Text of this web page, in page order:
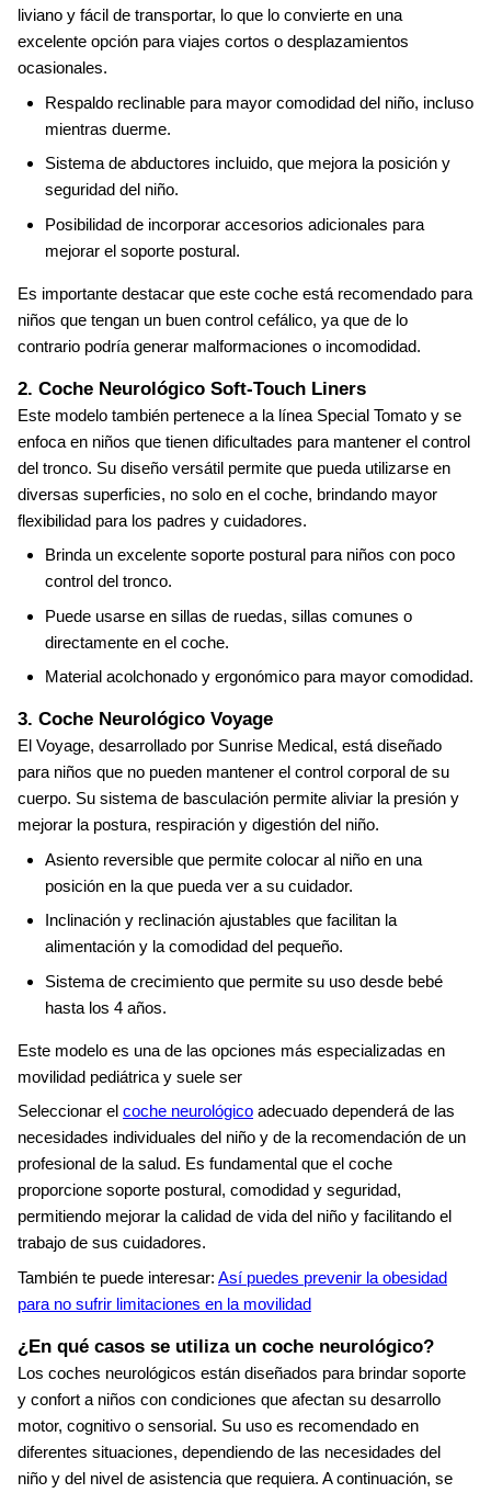
liviano y fácil de transportar, lo que lo convierte en una
excelente opción para viajes cortos o desplazamientos
ocasionales.
Respaldo reclinable para mayor comodidad del niño, incluso
mientras duerme.
Sistema de abductores incluido, que mejora la posición y
seguridad del niño.
Posibilidad de incorporar accesorios adicionales para
mejorar el soporte postural.
Es importante destacar que este coche está recomendado para
niños que tengan un buen control cefálico, ya que de lo
contrario podría generar malformaciones o incomodidad.
2. Coche Neurológico Soft-Touch Liners
Este modelo también pertenece a la línea Special Tomato y se
enfoca en niños que tienen dificultades para mantener el control
del tronco. Su diseño versátil permite que pueda utilizarse en
diversas superficies, no solo en el coche, brindando mayor
flexibilidad para los padres y cuidadores.
Brinda un excelente soporte postural para niños con poco
control del tronco.
Puede usarse en sillas de ruedas, sillas comunes o
directamente en el coche.
Material acolchonado y ergonómico para mayor comodidad.
3. Coche Neurológico Voyage
El Voyage, desarrollado por Sunrise Medical, está diseñado
para niños que no pueden mantener el control corporal de su
cuerpo. Su sistema de basculación permite aliviar la presión y
mejorar la postura, respiración y digestión del niño.
Asiento reversible que permite colocar al niño en una
posición en la que pueda ver a su cuidador.
Inclinación y reclinación ajustables que facilitan la
alimentación y la comodidad del pequeño.
Sistema de crecimiento que permite su uso desde bebé
hasta los 4 años.
Este modelo es una de las opciones más especializadas en
movilidad pediátrica y suele ser
Seleccionar el coche neurológico adecuado dependerá de las
necesidades individuales del niño y de la recomendación de un
profesional de la salud. Es fundamental que el coche
proporcione soporte postural, comodidad y seguridad,
permitiendo mejorar la calidad de vida del niño y facilitando el
trabajo de sus cuidadores.
También te puede interesar: Así puedes prevenir la obesidad
para no sufrir limitaciones en la movilidad
¿En qué casos se utiliza un coche neurológico?
Los coches neurológicos están diseñados para brindar soporte
y confort a niños con condiciones que afectan su desarrollo
motor, cognitivo o sensorial. Su uso es recomendado en
diferentes situaciones, dependiendo de las necesidades del
niño y del nivel de asistencia que requiera. A continuación, se